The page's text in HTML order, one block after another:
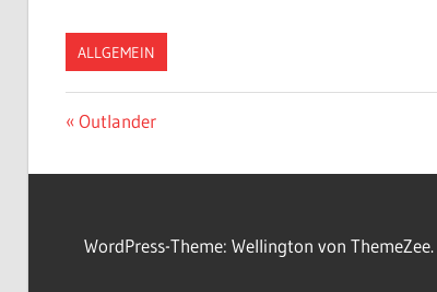
ALLGEMEIN
Beitragsnavigation
Vorheriger
Outlander
WordPress-Theme: Wellington von ThemeZee.